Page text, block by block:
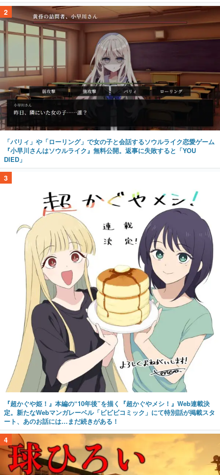
2
「パリィ」や「ローリング」で女の子と会話するソウルライク恋愛ゲーム
『小早川さんはソウルライク』無料公開。返事に失敗すると「YOU
DIED」
3
『超かぐや姫！』本編の“10年後”を描く『超かぐやメシ！』Web連載決
定。新たなWebマンガレーベル「ビビビコミック」にて特別話が掲載スタ
ート、あのお話には…まだ続きがある！
4